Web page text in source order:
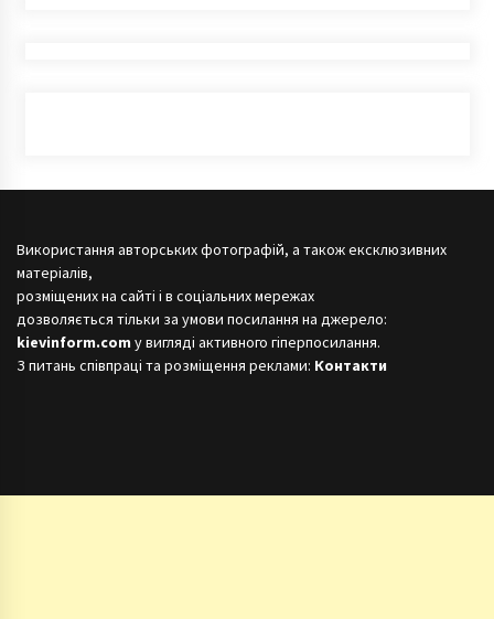
Використання авторських фотографій, а також ексклюзивних
матеріалів,
розміщених на сайті і в соціальних мережах
дозволяється тільки за умови посилання на джерело:
kievinform.com у вигляді активного гіперпосилання.
З питань співпраці та розміщення реклами: Контакти